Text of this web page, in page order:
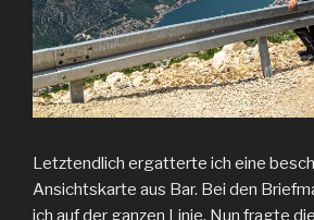
Letztendlich ergatterte ich eine
Ansichtskarte aus Bar. Bei den
ich auf der ganzen Linie. Nun fragte